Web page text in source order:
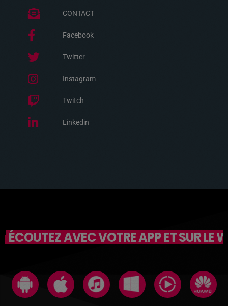
CONTACT
Facebook
Twitter
Instagram
Twitch
Linkedin
ÉCOUTEZ AVEC VOTRE APP ET SUR LE